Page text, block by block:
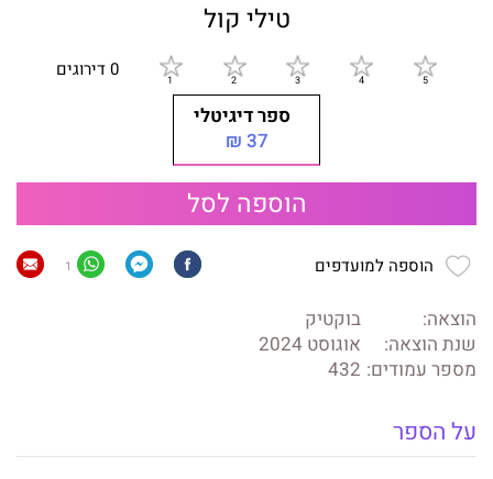
טילי קול
0 דירוגים
ספר דיגיטלי
37 ₪
הוספה לסל
הוספה למועדפים 1
הוצאה:
בוקטיק
שנת הוצאה:
אוגוסט 2024
מספר עמודים: 432
על הספר